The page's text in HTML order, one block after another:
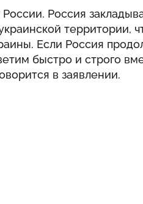
Россия
территории,
Если Россия
быстро и строго
в заявлении.